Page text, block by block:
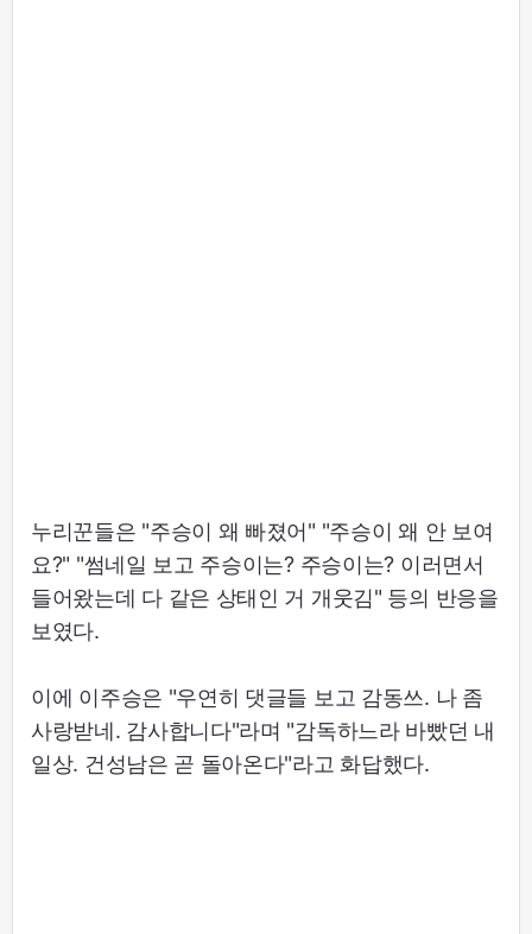
누리꾼들은 "주승이 왜 빠졌어" "주승이 왜 안 보여
요?" "썸네일 보고 주승이는? 주승이는? 이러면서
들어왔는데 다 같은 상태인 거 개웃김" 등의 반응을
보였다.
이에 이주승은 "우연히 댓글들 보고 감동쓰. 나 좀
사랑받네. 감사합니다"라며 "감독하느라 바빴던 내
일상. 건성남은 곧 돌아온다"라고 화답했다.